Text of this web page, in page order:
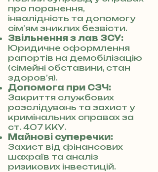
про поранення,
інвалідність та допомогу
сім’ям зниклих безвісти.
Звільнення з лав ЗСУ:
Юридичне оформлення
рапортів на демобілізацію
(сімейні обставини, стан
здоров’я).
Допомога при СЗЧ:
Закриття службових
розслідувань та захист у
кримінальних справах за
ст. 407 ККУ.
Майнові суперечки:
Захист від фінансових
шахраїв та аналіз
ризикових інвестицій.